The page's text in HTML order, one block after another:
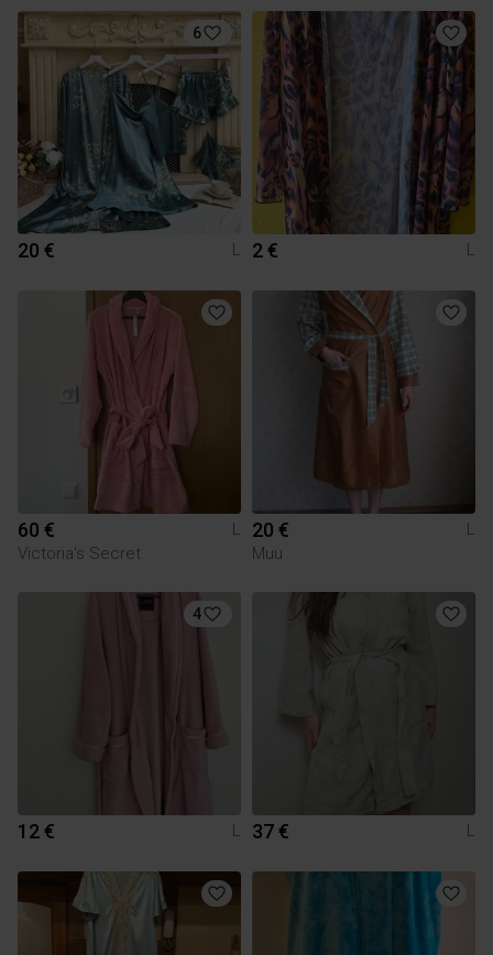
6
20 € L 2 € L
60 €
L
Victoria's Secret
20 €
L
Muu
4
12 € L 37 € L